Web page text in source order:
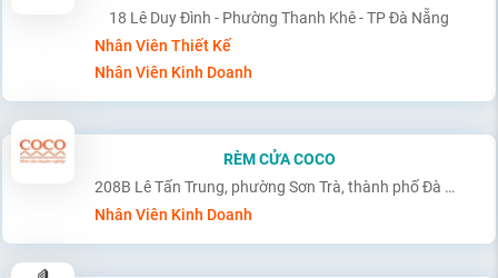
18 Lê Duy Đình - Phường Thanh Khê - TP Đà Nẵng
Nhân Viên Thiết Kế
Nhân Viên Kinh Doanh
RÈM CỬA COCO
208B Lê Tấn Trung, phường Sơn Trà, thành phố Đà Nẵng
Nhân Viên Kinh Doanh